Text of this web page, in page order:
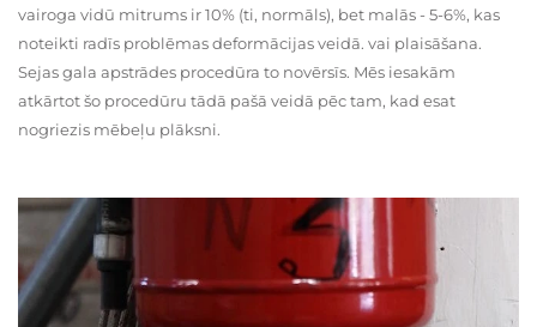
vairoga vidū mitrums ir 10% (ti, normāls), bet malās - 5-6%, kas
noteikti radīs problēmas deformācijas veidā. vai plaisāšana.
Sejas gala apstrādes procedūra to novērsīs. Mēs iesakām
atkārtot šo procedūru tādā pašā veidā pēc tam, kad esat
nogriezis mēbeļu plāksni.